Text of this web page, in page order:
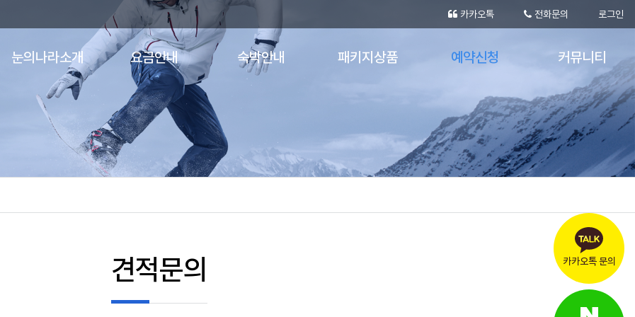
카카오톡 전화문의 로그인
눈의나라소개
인사말
오시는길
요금안내
장비요금
리프트요금
강습요금
숙박안내
펜션/모텔
패키지상품
당일패키지
예약신청
견적문의
실시간 장비예약
실시간 숙박예약
커뮤니티
공지사항
포토갤러리
눈의나라 동영상
견적문의 카카오톡 문의